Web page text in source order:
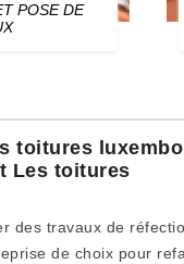
POSE DE
toitures
Les toitures
des travaux de
de choix pour